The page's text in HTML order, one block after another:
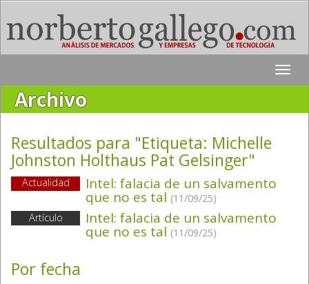
Toggle
Archivo
Resultados para "Etiqueta: Michelle
Johnston Holthaus Pat Gelsinger"
Actualidad Intel: falacia de un salvamento
que no es tal (11/09/25)
Artículo
Intel: falacia de un salvamento
que no es tal (11/09/25)
Por fecha